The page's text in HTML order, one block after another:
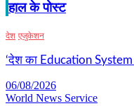
हाल के पोस्ट
देश एजुकेशन
‘देश का Education System
06/08/2026
World News Service